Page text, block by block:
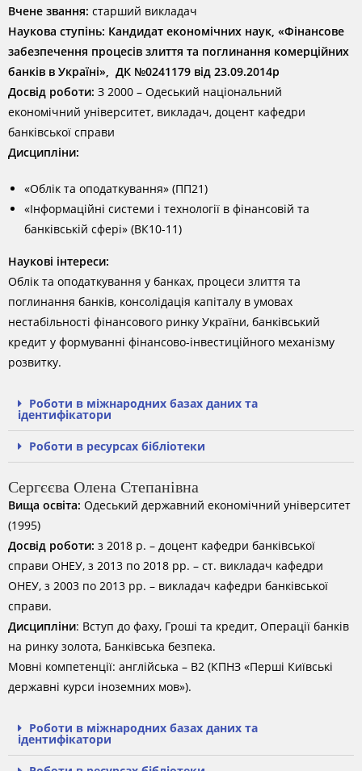
Вчене звання: старший викладач
Наукова ступінь: Кандидат економічних наук, «Фінансове
забезпечення процесів злиття та поглинання комерційних
банків в Україні», ДК №0241179 від 23.09.2014р
Досвід роботи: З 2000 – Одеський національний
економічний університет, викладач, доцент кафедри
банківської справи
Дисципліни:
«Облік та оподаткування» (ПП21)
«Інформаційні системи і технології в фінансовій та
банківській сфері» (ВК10-11)
Наукові інтереси:
Облік та оподаткування у банках, процеси злиття та
поглинання банків, консолідація капіталу в умовах
нестабільності фінансового ринку України, банківський
кредит у формуванні фінансово-інвестиційного механізму
розвитку.
Роботи в міжнародних базах даних та
ідентифікатори
Роботи в ресурсах бібліотеки
Сергєєва Олена Степанівна
Вища освіта: Одеський державний економічний університет
(1995)
Досвід роботи: з 2018 р. – доцент кафедри банківської
справи ОНЕУ, з 2013 по 2018 рр. – ст. викладач кафедри
ОНЕУ, з 2003 по 2013 рр. – викладач кафедри банківської
справи.
Дисципліни: Вступ до фаху, Гроші та кредит, Операції банків
на ринку золота, Банківська безпека.
Мовні компетенції: англійська – B2 (КПНЗ «Перші Київські
державні курси іноземних мов»).
Роботи в міжнародних базах даних та
ідентифікатори